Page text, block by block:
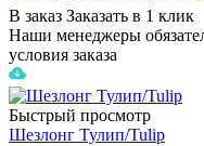
В заказ Заказать в 1 клик
Наши менеджеры
условия заказа
Быстрый просмотр
Шезлонг Тулип/Tulip